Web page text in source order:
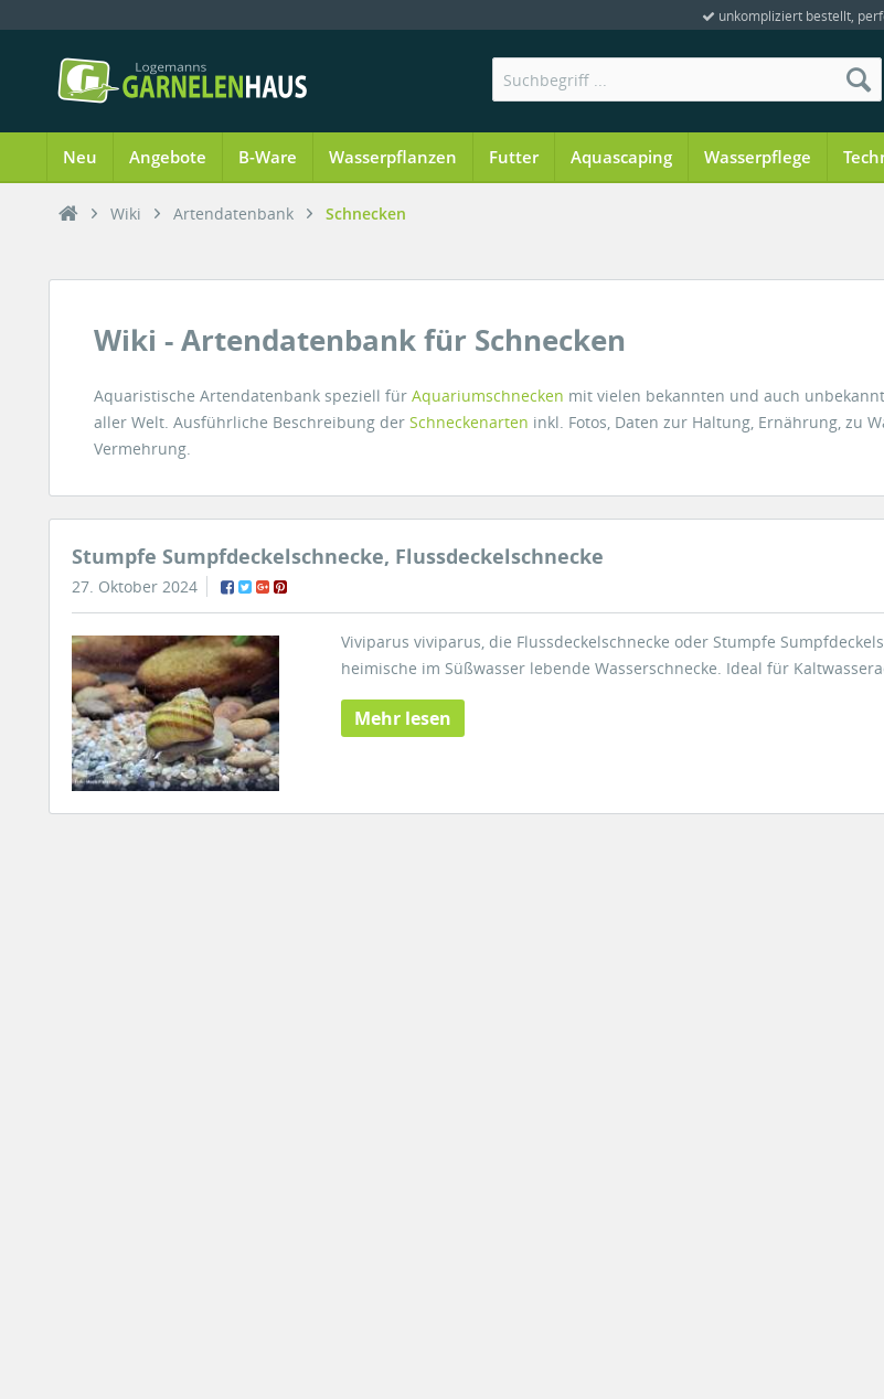
unkompliziert bestellt,
Neu Angebote B-Ware Wasserpflanzen Futter Aquascaping Wasserpflege
Wiki Artendatenbank Schnecken
Wiki - Artendatenbank für Schnecken
Aquaristische Artendatenbank speziell für Aquariumschnecken mit vielen bekannten und auch
aller Welt. Ausführliche Beschreibung der Schneckenarten inkl. Fotos, Daten zur Haltung, Ernährung, zu
Vermehrung.
Stumpfe Sumpfdeckelschnecke, Flussdeckelschnecke
27. Oktober 2024
Viviparus viviparus, die Flussdeckelschnecke oder Stumpfe
heimische im Süßwasser lebende Wasserschnecke. Ideal für
Mehr lesen